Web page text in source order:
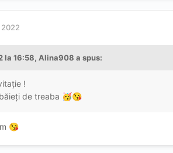
la 16:58, Alina908 a spus:
!
de treaba 🥳😘
😘